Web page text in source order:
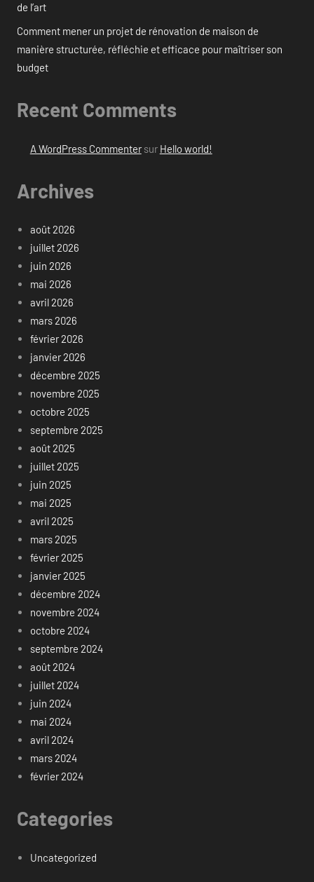
de l’art
Comment mener un projet de rénovation de maison de
manière structurée, réfléchie et efficace pour maîtriser son
budget
Recent Comments
A WordPress Commentersur Hello world!
Archives
août 2026
juillet 2026
juin 2026
mai 2026
avril 2026
mars 2026
février 2026
janvier 2026
décembre 2025
novembre 2025
octobre 2025
septembre 2025
août 2025
juillet 2025
juin 2025
mai 2025
avril 2025
mars 2025
février 2025
janvier 2025
décembre 2024
novembre 2024
octobre 2024
septembre 2024
août 2024
juillet 2024
juin 2024
mai 2024
avril 2024
mars 2024
février 2024
Categories
Uncategorized